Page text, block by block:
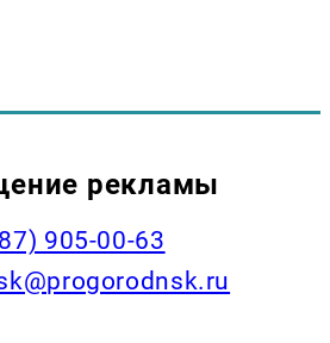
рекламы
905-00-63